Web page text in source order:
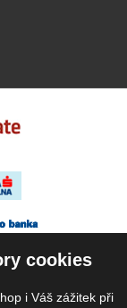
cookies
i Váš zážitek při